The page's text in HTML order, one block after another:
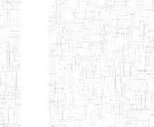
LE NORMALIEN
CITOYEN
ENIEG BILINGUE
CLAIRE
FONTAINE